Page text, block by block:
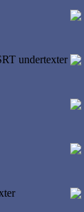
undertexter